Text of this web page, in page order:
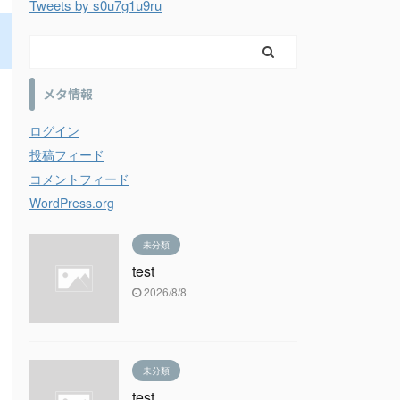
Tweets by s0u7g1u9ru
メタ情報
ログイン
投稿フィード
コメントフィード
WordPress.org
未分類
test
2026/8/8
未分類